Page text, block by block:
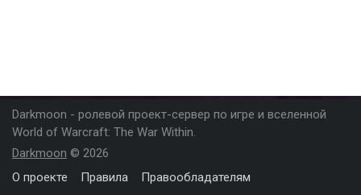
Darkmoon - ролевой проект-сервер по игре и вселенной
World of Warcraft: The War Within.
Darkmoon © 2026
О проекте
Правила Правообладателям